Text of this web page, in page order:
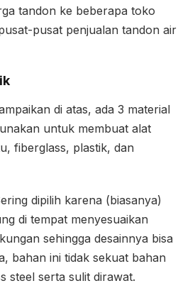
tandon ke beberapa toko
pusat penjualan tandon air
di atas, ada 3 material
untuk membuat alat
fiberglass, plastik, dan
dipilih karena (biasanya)
di tempat menyesuaikan
sehingga desainnya bisa
bahan ini tidak sekuat bahan
steel serta sulit dirawat.